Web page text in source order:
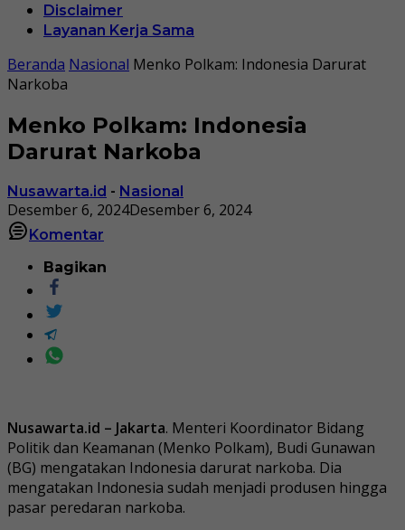
Disclaimer
Layanan Kerja Sama
Beranda Nasional Menko Polkam: Indonesia Darurat
Narkoba
Menko Polkam: Indonesia
Darurat Narkoba
Nusawarta.id - Nasional
Desember 6, 2024Desember 6, 2024
Komentar
Bagikan
Nusawarta.id – Jakarta. Menteri Koordinator Bidang
Politik dan Keamanan (Menko Polkam), Budi Gunawan
(BG) mengatakan Indonesia darurat narkoba. Dia
mengatakan Indonesia sudah menjadi produsen hingga
pasar peredaran narkoba.